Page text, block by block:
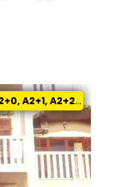
A2+1, A2+2, A3+2